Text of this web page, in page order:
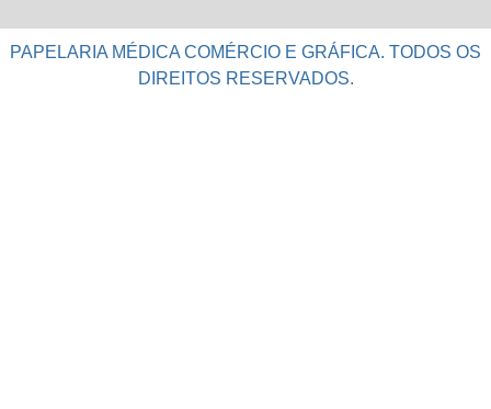
PAPELARIA MÉDICA COMÉRCIO E GRÁFICA. TODOS OS
DIREITOS RESERVADOS.